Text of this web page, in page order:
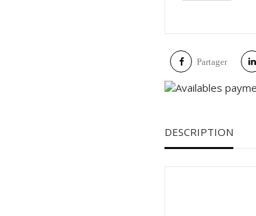
Partager
DESCRIPTION